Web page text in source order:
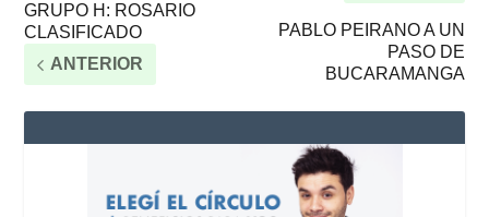
GRUPO H: ROSARIO
CLASIFICADO
ANTERIOR
PABLO PEIRANO A UN
PASO DE
BUCARAMANGA